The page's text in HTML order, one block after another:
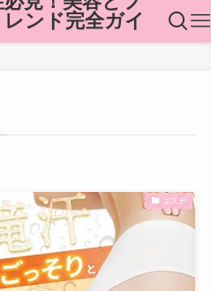
ンド完全ガイ
エステ